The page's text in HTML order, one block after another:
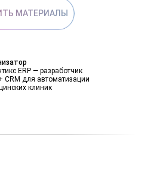
ERP — разработчик
CRM для автоматизации
клиник
МАТЕРИАЛЫ